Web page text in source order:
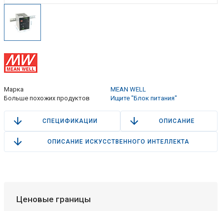
Марка
MEAN WELL
Больше похожих продуктов
Ищите "Блок питания"
СПЕЦИФИКАЦИИ ОПИСАНИЕ
ОПИСАНИЕ ИСКУССТВЕННОГО ИНТЕЛЛЕКТА
Ценовые границы